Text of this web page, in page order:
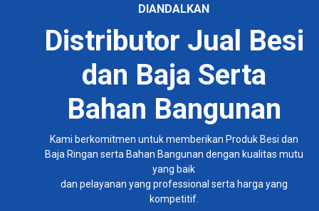
DIANDALKAN
Distributor Jual Besi
dan Baja Serta
Bahan Bangunan
Kami berkomitmen untuk memberikan Produk Besi dan
Baja Ringan serta Bahan Bangunan dengan kualitas mutu
yang baik
dan pelayanan yang professional serta harga yang
kompetitif.